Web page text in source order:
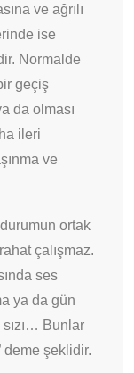
ve ağrılı
ise
Normalde
geçiş
da olması
ileri
ve
ortak
çalışmaz.
ses
ya da gün
Bunlar
deme şeklidir.